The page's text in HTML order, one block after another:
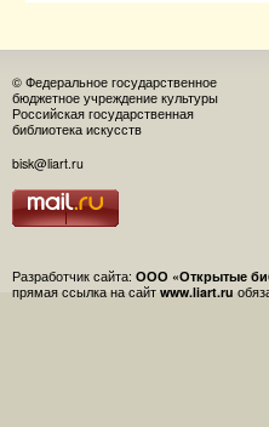
© Федеральное государственное
бюджетное учреждение культуры
Российская государственная
библиотека искусств
bisk@liart.ru
Разработчик сайта: ООО «Открытые
прямая ссылка на сайт www.liart.ru